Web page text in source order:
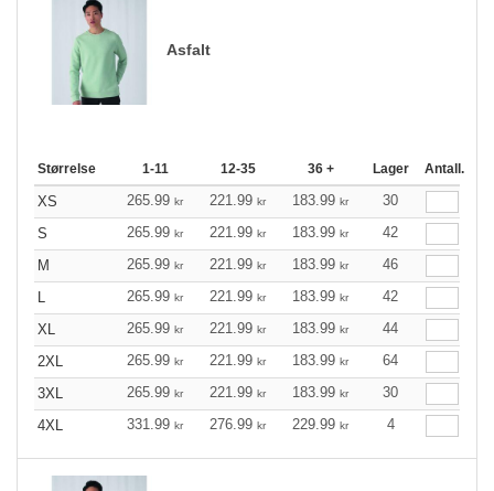
Asfalt
Størrelse 1-11 12-35 36 + Lager Antall.
XS 265.99 kr 221.99 kr 183.99 kr
30
S
265.99 kr 221.99 kr 183.99 kr
42
M
265.99 kr 221.99 kr 183.99 kr
46
L
265.99 kr 221.99 kr 183.99 kr
42
XL
265.99 kr 221.99 kr 183.99 kr
44
2XL
265.99 kr 221.99 kr 183.99 kr
64
3XL
265.99 kr 221.99 kr 183.99 kr
30
4XL
331.99 kr 276.99 kr 229.99 kr 4